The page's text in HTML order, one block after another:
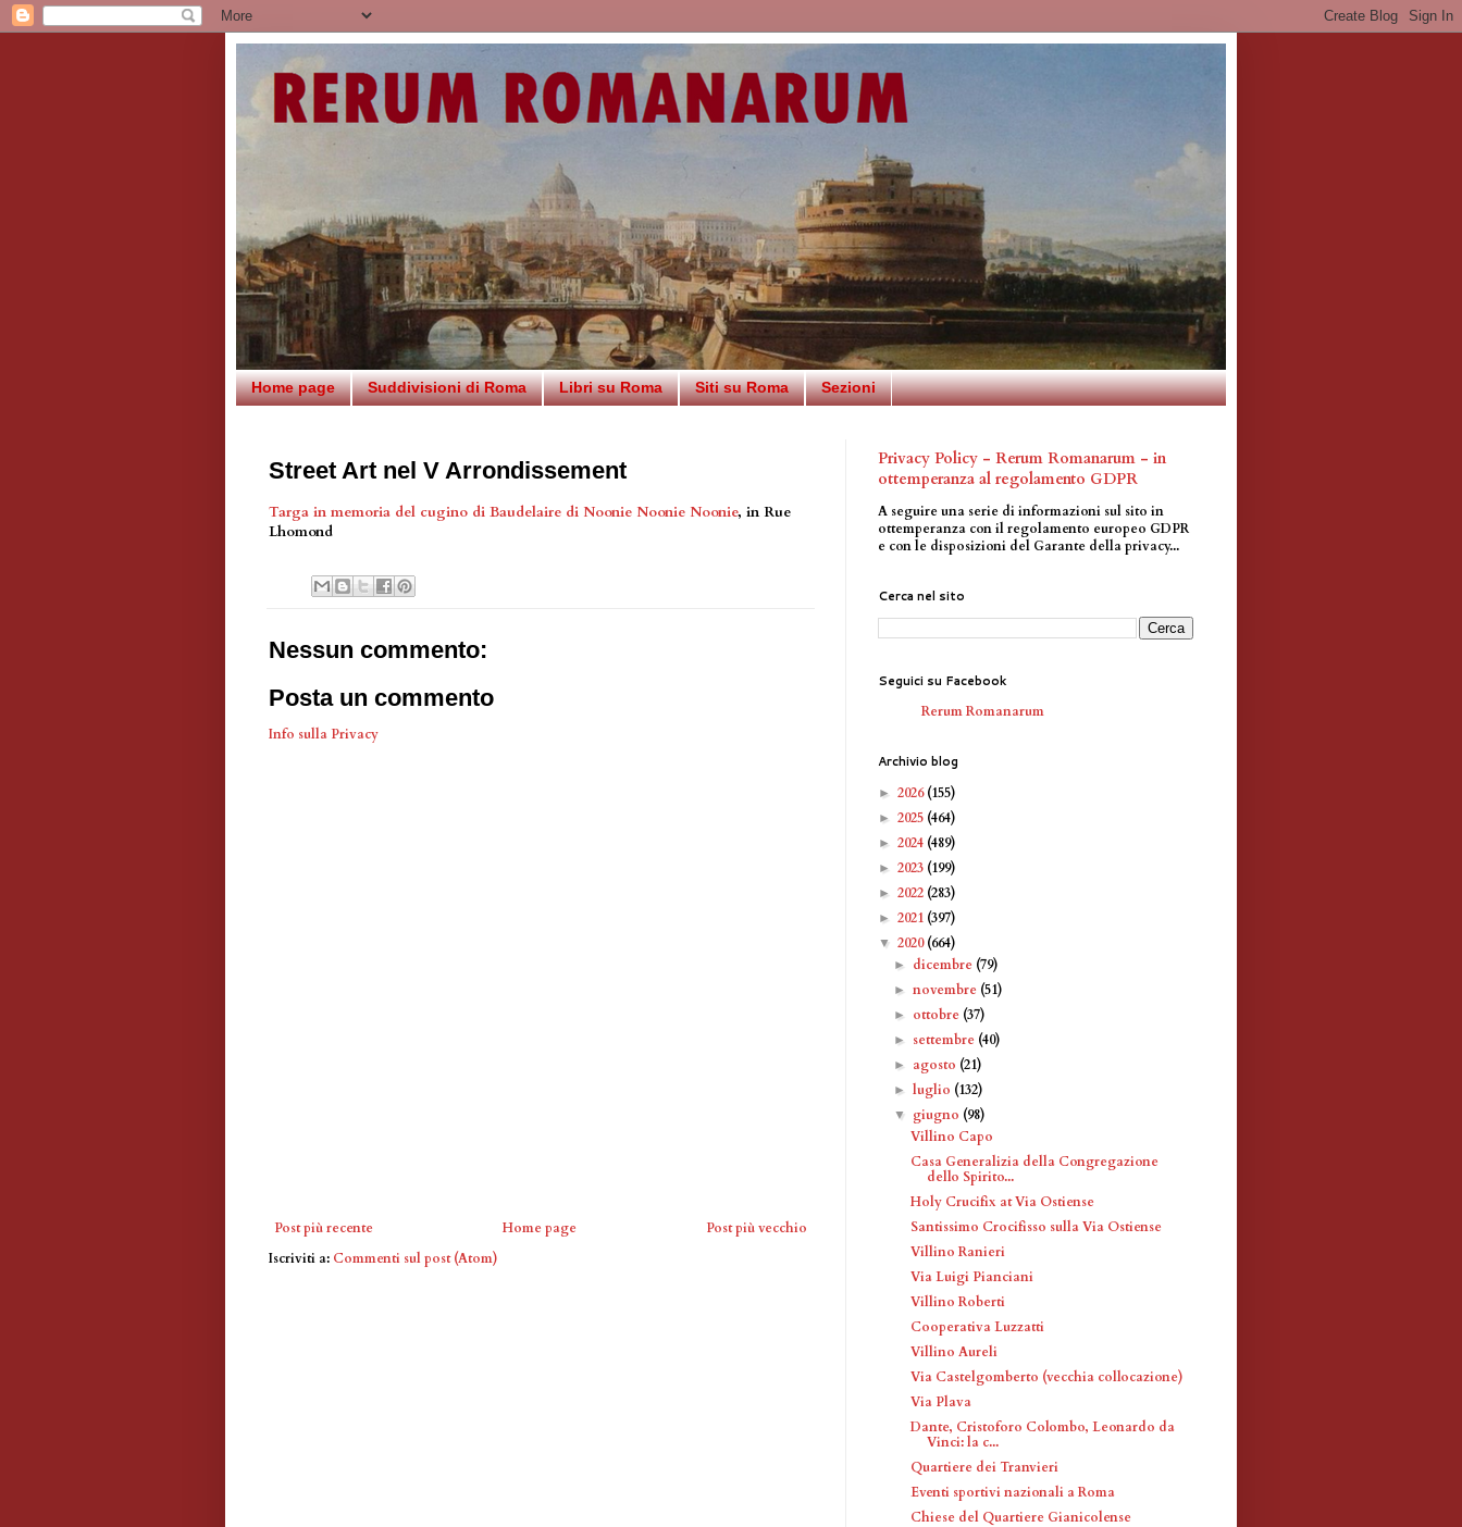
Home page Suddivisioni di Roma Libri su Roma Siti su Roma Sezioni
Street Art nel V Arrondissement
Targa in memoria del cugino di Baudelaire di Noonie Noonie Noonie, in Rue
Lhomond
Nessun commento:
Posta un commento
Info sulla Privacy
Post più recente Post più vecchio
Home page
Iscriviti a: Commenti sul post (Atom)
Privacy Policy - Rerum Romanarum - in
ottemperanza al regolamento GDPR
A seguire una serie di informazioni sul sito in
ottemperanza con il regolamento europeo GDPR
e con le disposizioni del Garante della privacy...
Cerca nel sito
Seguici su Facebook
Rerum Romanarum
Archivio blog
► 2026(155)
► 2025 (464)
► 2024 (489)
► 2023 (199)
► 2022 (283)
► 2021 (397)
▼ 2020(664)
► dicembre (79)
►novembre (51)
► ottobre (37)
► settembre (40)
► agosto (21)
►luglio (132)
▼ giugno (98)
Villino Capo
Casa Generalizia della Congregazione
dello Spirito...
Holy Crucifix at Via Ostiense
Santissimo Crocifisso sulla Via Ostiense
Villino Ranieri
Via Luigi Pianciani
Villino Roberti
Cooperativa Luzzatti
Villino Aureli
Via Castelgomberto (vecchia collocazione)
Via Plava
Dante, Cristoforo Colombo, Leonardo da
Vinci: la c...
Quartiere dei Tranvieri
Eventi sportivi nazionali a Roma
Chiese del Quartiere Gianicolense